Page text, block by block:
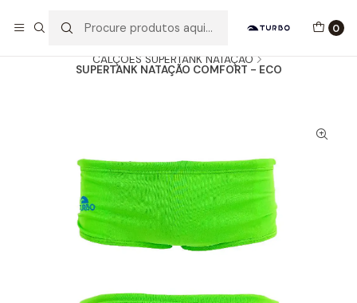
0
CALÇÕES SUPERTANK NATAÇÃO
SUPERTANK NATAÇÃO COMFORT - ECO